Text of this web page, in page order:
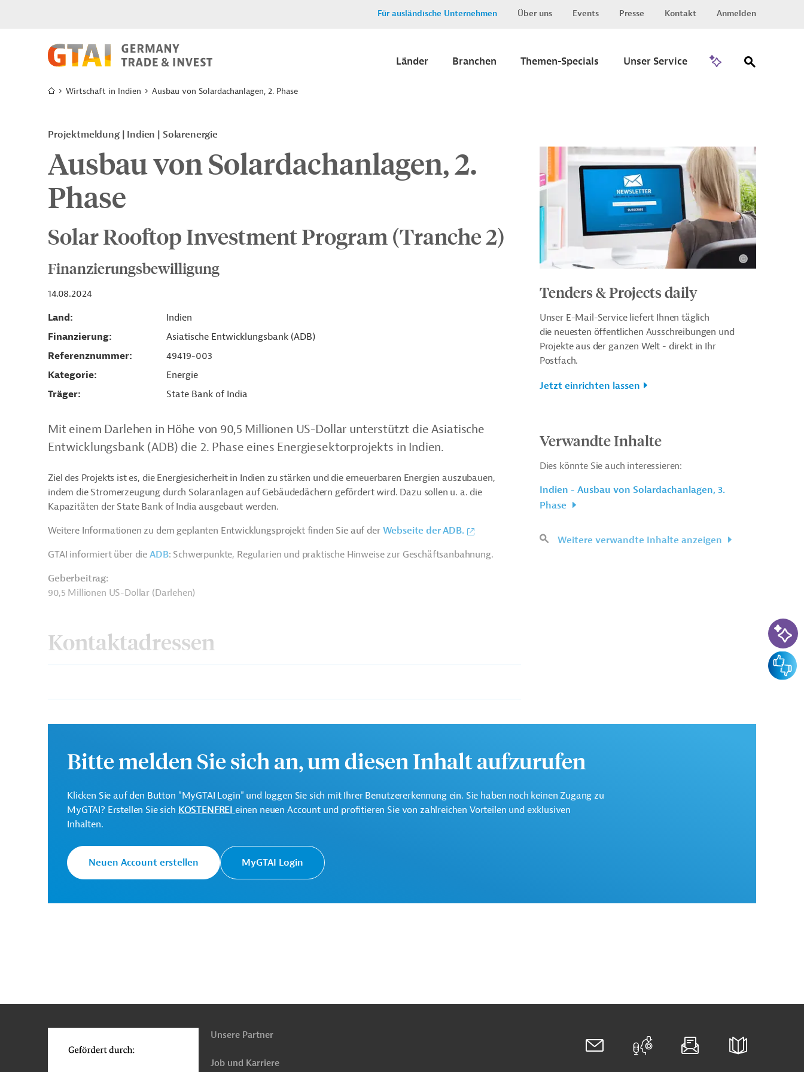
Für ausländische Unternehmen Über uns Events Presse Kontakt Anmelden
Länder Branchen Themen-Specials Unser Service
Wirtschaft in Indien Ausbau von Solardachanlagen, 2. Phase
Projektmeldung Indien Solarenergie
Ausbau von Solardachanlagen, 2.
Phase
Solar Rooftop Investment Program (Tranche 2)
Finanzierungsbewilligung
14.08.2024
Land
Indien
Finanzierung
Asiatische Entwicklungsbank (ADB)
Referenznummer
49419-003
Kategorie
Energie
Träger
State Bank of India
Mit einem Darlehen in Höhe von 90,5 Millionen US-Dollar unterstützt die Asiatische
Entwicklungsbank (ADB) die 2. Phase eines Energiesektorprojekts in Indien.
Ziel des Projekts ist es, die Energiesicherheit in Indien zu stärken und die erneuerbaren Energien auszubauen,
indem die Stromerzeugung durch Solaranlagen auf Gebäudedächern gefördert wird. Dazu sollen u. a. die
Kapazitäten der State Bank of India ausgebaut werden.
Weitere Informationen zu dem geplanten Entwicklungsprojekt finden Sie auf der Webseite der ADB.
GTAI informiert über die ADB: Schwerpunkte, Regularien und praktische Hinweise zur Geschäftsanbahnung.
Geberbeitrag:
90,5 Millionen US-Dollar (Darlehen)
Kontaktadressen
Die ADB ist die wichtigste multilaterale Finanzierungsinstitution für Projekte in der
Tenders & Projects daily
Unser E-Mail-Service liefert Ihnen täglich
die neuesten öffentlichen Ausschreibungen und
Projekte aus der ganzen Welt - direkt in Ihr
Postfach.
Jetzt einrichten lassen
Verwandte Inhalte
Dies könnte Sie auch interessieren:
Indien - Ausbau von Solardachanlagen, 3.
Phase
Weitere verwandte Inhalte anzeigen
Bitte melden Sie sich an, um diesen Inhalt aufzurufen
Klicken Sie auf den Button "MyGTAI Login" und loggen Sie sich mit Ihrer Benutzererkennung ein. Sie haben noch keinen Zugang zu
MyGTAI? Erstellen Sie sich KOSTENFREI einen neuen Account und profitieren Sie von zahlreichen Vorteilen und exklusiven
Inhalten.
Neuen Account erstellen MyGTAI Login
oben
Unsere Partner
Job und Karriere
KI-